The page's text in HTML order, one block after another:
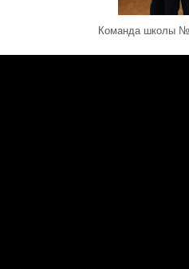
Команда школы №